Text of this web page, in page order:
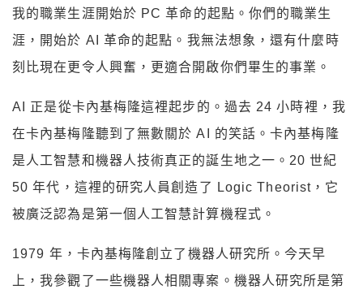
我的職業生涯開始於 PC 革命的起點。你們的職業生
涯，開始於 AI 革命的起點。我無法想象，還有什麼時
刻比現在更令人興奮，更適合開啟你們畢生的事業。
AI 正是從卡內基梅隆這裡起步的。過去 24 小時裡，我
在卡內基梅隆聽到了無數關於 AI 的笑話。卡內基梅隆
是人工智慧和機器人技術真正的誕生地之一。20 世紀
50 年代，這裡的研究人員創造了 Logic Theorist，它
被廣泛認為是第一個人工智慧計算機程式。
1979 年，卡內基梅隆創立了機器人研究所。今天早
上，我參觀了一些機器人相關專案。機器人研究所是第